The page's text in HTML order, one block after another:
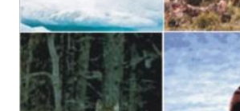
pengeraman induk, atau secara buatan
menggunakan mesin tetas atau
semua telur dapat dijadikan telur tetas.
memenuhi kriteria tertentu yang
tinggi. Telur tetas yang baik berasal dari